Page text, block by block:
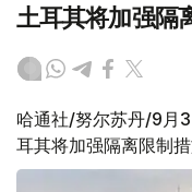
土耳其将加强隔
哈通社/努尔苏丹/9月
耳其将加强隔离限制措